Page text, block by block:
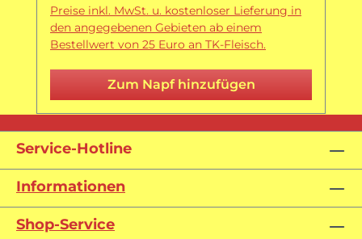
Preise inkl. MwSt. u. kostenloser Lieferung in
den angegebenen Gebieten ab einem
Bestellwert von 25 Euro an TK-Fleisch.
Zum Napf hinzufügen
Service-Hotline
Informationen
Shop-Service